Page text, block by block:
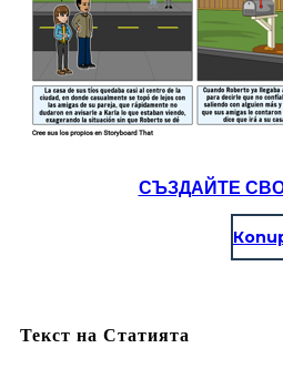
СЪЗДАЙТЕ
Текст на Статията